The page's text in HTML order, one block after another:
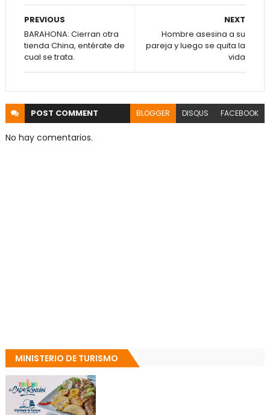
NEXT
Hombre asesina a su
pareja y luego se quita la
vida
PREVIOUS
BARAHONA: Cierran otra
tienda China, entérate de
cual se trata.
POST COMMENT BLOGGER DISQUS FACEBOOK
No hay comentarios.
MINISTERIO DE TURISMO